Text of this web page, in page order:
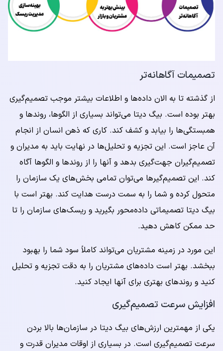
تصمیمات آگاهانه‌تر
از گذشته تا به الان داده‌ها و اطلاعات بیشتر موجب تصمیم‌گیری
بهتر بوده است. بیگ دیتا می‌تواند بسیاری از الگوها، روندها و
همبستگی‌ها را بیابد و کشف کند. کاری که ذهن انسان از انجام
آن عاجز است. این تجزیه و تحلیل‌ها در نهایت باید به مدیران و
تصمیم‌گیران جهت‌گیری بدهد و آنها را از روندها و الگوها آگاه
کند. این تصمیم‌گیر‌ها می‌توان تمامی بخش‌های یک سازمان را
متحول کرده و شما را به سمت درست هدایت کند. بهتر است با
بیگ دیتا تصمیماتی داده‌محور بگیرید و ریسک‌های سازمان را تا
حد ممکن کاهش دهید.
این مورد در زمینه مشتریان می‌تواند کاملاً سود شما را بهبود
ببخشد. بهتر است داده‌های مشتریان را به دقت تجزیه و تحلیل
کنید و روندهای بهتری برای آنها ایجاد کنید.
افزایش سرعت تصمیم‌گیری
یکی از مهمترین ارزش‌های بیگ دیتا در سازمان‌ها بالا بردن
سرعت تصمیم‌گیری است. در بسیاری از اوقات مدیران قدرت و